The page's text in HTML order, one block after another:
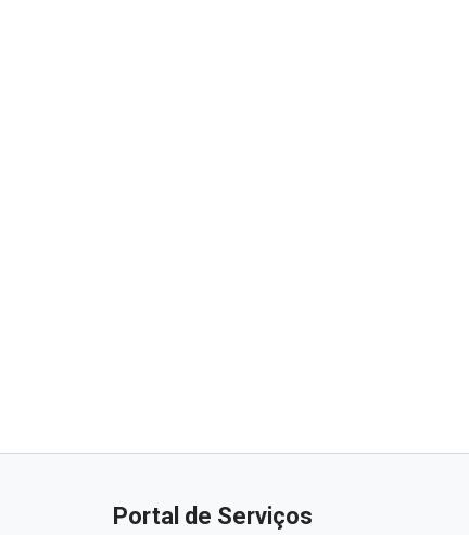
Portal de Serviços